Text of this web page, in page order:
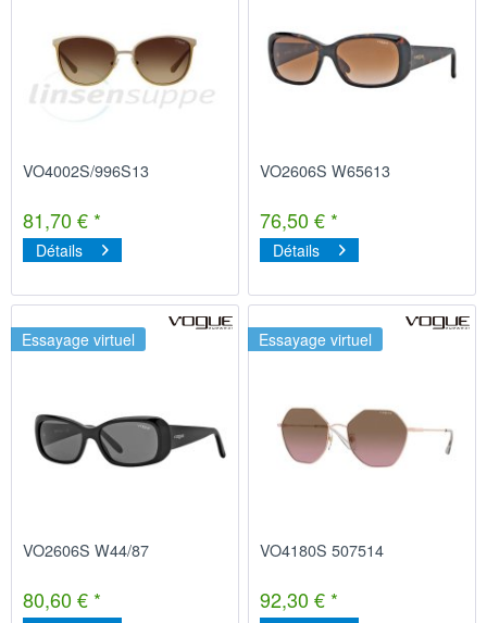
VO4002S/996S13
81,70 € *
Détails
VO2606S W65613
76,50 € *
Détails
Essayage virtuel
VO2606S W44/87
80,60 € *
Essayage virtuel
VO4180S 507514
92,30 € *